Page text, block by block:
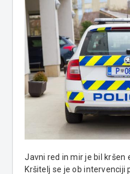
Javni red in mir je bil kršen
Kršitelj se je ob intervenciji